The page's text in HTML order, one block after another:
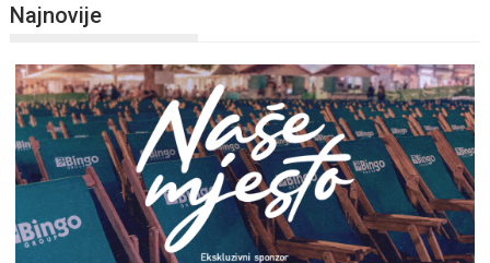
Najnovije